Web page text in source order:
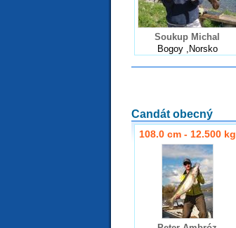
Soukup Michal
Bogoy ,Norsko
Candát obecný
108.0 cm - 12.500 kg